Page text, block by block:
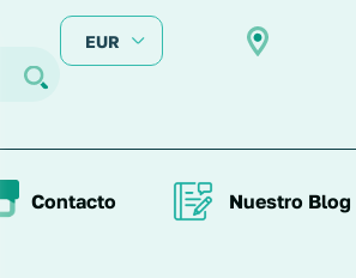
EUR
Contacto Nuestro Blog